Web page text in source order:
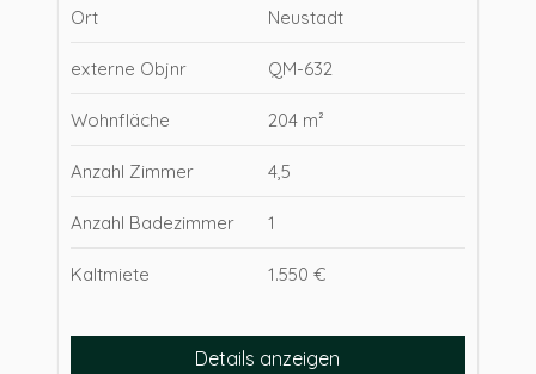
Ort Neustadt
externe Objnr QM-632
Wohnfläche 204 m²
Anzahl Zimmer 4,5
Anzahl Badezimmer 1
Kaltmiete 1.550 €
Details anzeigen